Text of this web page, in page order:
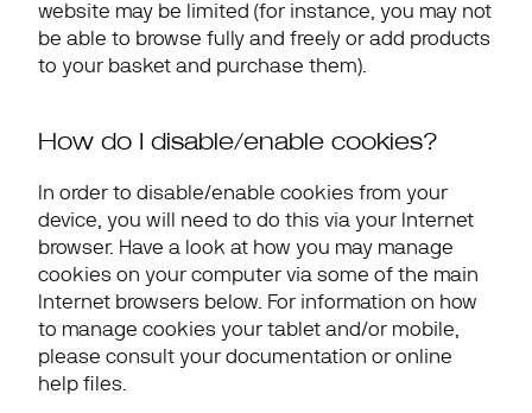
website may be limited (for instance, you may not
be able to browse fully and freely or add products
to your basket and purchase them).
How do I disable/enable cookies?
In order to disable/enable cookies from your
device, you will need to do this via your Internet
browser. Have a look at how you may manage
cookies on your computer via some of the main
Internet browsers below. For information on how
to manage cookies your tablet and/or mobile,
please consult your documentation or online
help files.